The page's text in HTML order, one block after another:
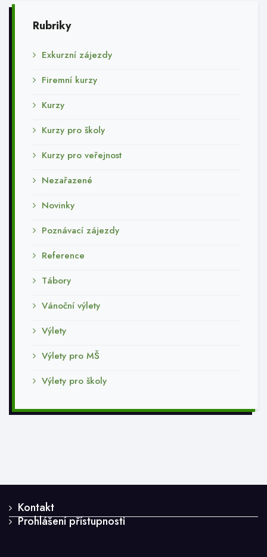
Rubriky
Exkurzní zájezdy
Firemní kurzy
Kurzy
Kurzy pro školy
Kurzy pro veřejnost
Nezařazené
Novinky
Poznávací zájezdy
Reference
Tábory
Vánoční výlety
Výlety
Výlety pro MŠ
Výlety pro školy
Kontakt
Prohlášení přístupnosti